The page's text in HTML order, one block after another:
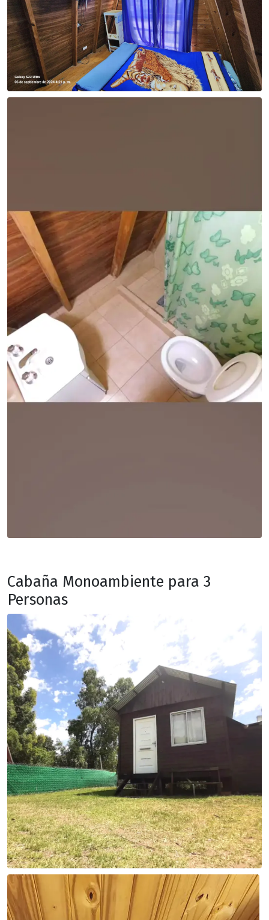
Cabaña Monoambiente para 3
Personas